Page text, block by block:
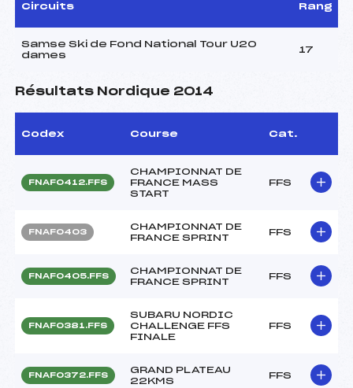
Circuits Rang
Samse Ski de Fond National Tour U20
dames
17
Résultats Nordique 2014
Codex Course Cat.
FNAF0412.FFS
CHAMPIONNAT DE
FRANCE MASS
START
FFS
FNAF0403
CHAMPIONNAT DE
FRANCE SPRINT
FFS
FNAF0405.FFS
CHAMPIONNAT DE
FRANCE SPRINT
FFS
FNAF0381.FFS
SUBARU NORDIC
CHALLENGE FFS
FINALE
FFS
FNAF0372.FFS
GRAND PLATEAU
22KMS
FFS